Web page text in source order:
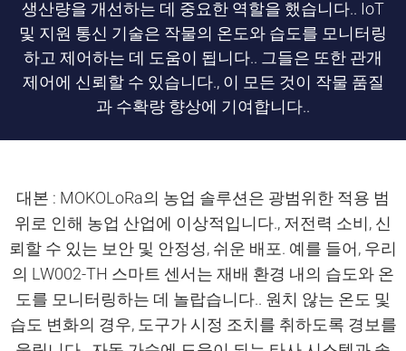
생산량을 개선하는 데 중요한 역할을 했습니다.. IoT
및 지원 통신 기술은 작물의 온도와 습도를 모니터링
하고 제어하는 ​​데 도움이 됩니다.. 그들은 또한 관개
제어에 신뢰할 수 있습니다., 이 모든 것이 작물 품질
과 수확량 향상에 기여합니다..
대본 : MOKOLoRa의 농업 솔루션은 광범위한 적용 범
위로 인해 농업 산업에 이상적입니다., 저전력 소비, 신
뢰할 수 있는 보안 및 안정성, 쉬운 배포. 예를 들어, 우리
의 LW002-TH 스마트 센서는 재배 환경 내의 습도와 온
도를 모니터링하는 데 놀랍습니다.. 원치 않는 온도 및
습도 변화의 경우, 도구가 시정 조치를 취하도록 경보를